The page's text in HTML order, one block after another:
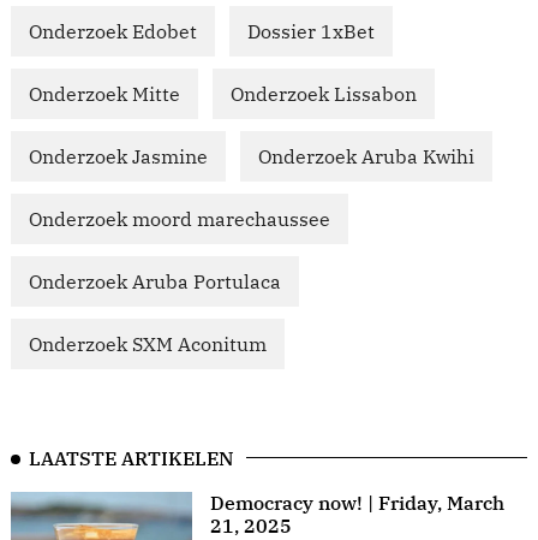
Onderzoek Edobet Dossier 1xBet
Onderzoek Mitte Onderzoek Lissabon
Onderzoek Jasmine Onderzoek Aruba Kwihi
Onderzoek moord marechaussee
Onderzoek Aruba Portulaca
Onderzoek SXM Aconitum
LAATSTE ARTIKELEN
Democracy now! | Friday, March
21, 2025